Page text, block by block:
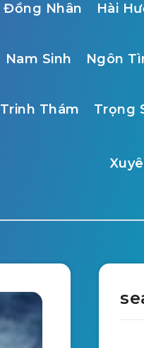
Đồng Nhân Hài
Nam Sinh Ngôn
Trinh Thám Trọng